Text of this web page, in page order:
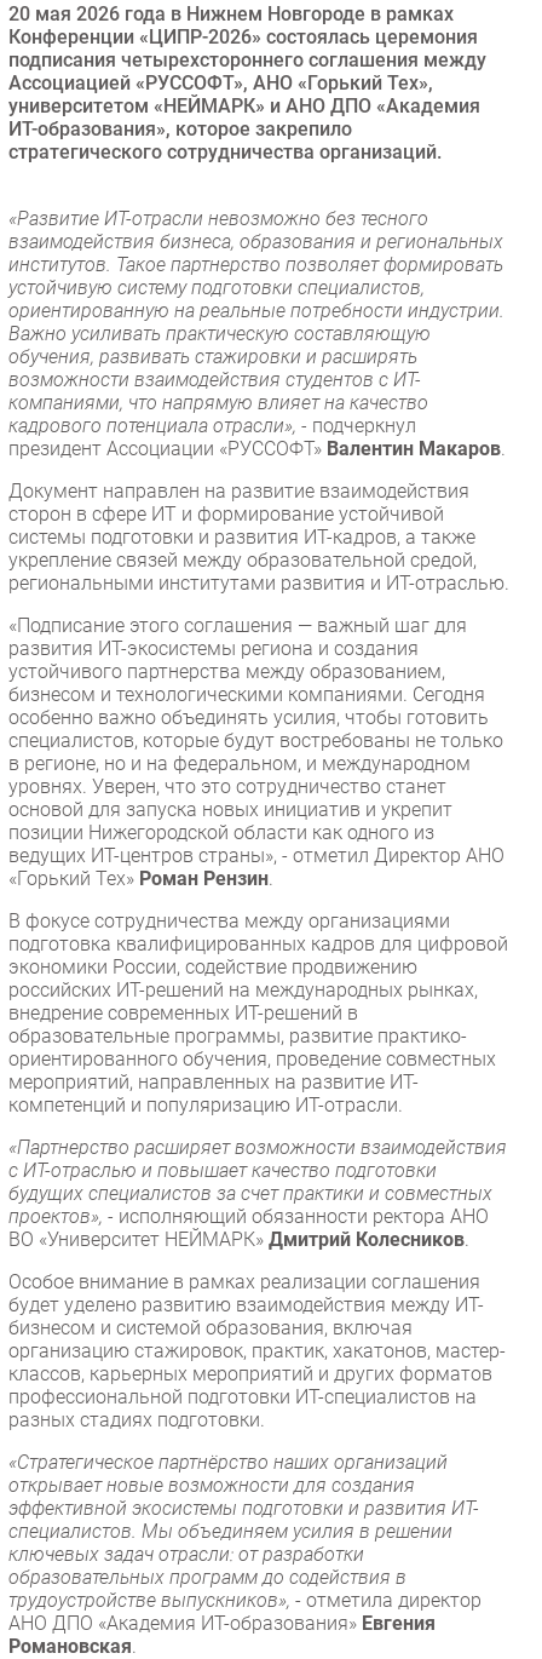
Аналитика
Интервью
Мероприятия
Проекты
IT класс
Каталог компаний
20 мая 2026 года в Нижнем Новгороде в рамках
Конференции «ЦИПР-2026» состоялась церемония
подписания четырехстороннего соглашения между
Ассоциацией «РУССОФТ», АНО «Горький Тех»,
университетом «НЕЙМАРК» и АНО ДПО «Академия
ИТ-образования», которое закрепило
стратегического сотрудничества организаций.
«Развитие ИТ-отрасли невозможно без тесного
взаимодействия бизнеса, образования и региональных
институтов. Такое партнерство позволяет формировать
устойчивую систему подготовки специалистов,
ориентированную на реальные потребности индустрии.
Важно усиливать практическую составляющую
обучения, развивать стажировки и расширять
возможности взаимодействия студентов с ИТ-
компаниями, что напрямую влияет на качество
кадрового потенциала отрасли», - подчеркнул
президент Ассоциации «РУССОФТ» Валентин Макаров
Документ направлен на развитие взаимодействия
сторон в сфере ИТ и формирование устойчивой
системы подготовки и развития ИТ-кадров, а также
укрепление связей между образовательной средой,
региональными институтами развития и ИТ-отраслью.
«Подписание этого соглашения — важный шаг для
развития ИТ-экосистемы региона и создания
устойчивого партнерства между образованием,
бизнесом и технологическими компаниями. Сегодня
особенно важно объединять усилия, чтобы готовить
специалистов, которые будут востребованы не только
в регионе, но и на федеральном, и международном
уровнях. Уверен, что это сотрудничество станет
основой для запуска новых инициатив и укрепит
позиции Нижегородской области как одного из
ведущих ИТ-центров страны», - отметил Директор АНО
«Горький Тех» Роман Рензин
В фокусе сотрудничества между организациями
подготовка квалифицированных кадров для цифровой
экономики России, содействие продвижению
российских ИТ-решений на международных рынках,
внедрение современных ИТ-решений в
образовательные программы, развитие практико-
ориентированного обучения, проведение совместных
мероприятий, направленных на развитие ИТ-
компетенций и популяризацию ИТ-отрасли.
«Партнерство расширяет возможности взаимодействия
с ИТ-отраслью и повышает качество подготовки
будущих специалистов за счет практики и совместных
проектов», - исполняющий обязанности ректора АНО
ВО «Университет НЕЙМАРК» Дмитрий Колесников
Особое внимание в рамках реализации соглашения
будет уделено развитию взаимодействия между ИТ-
бизнесом и системой образования, включая
организацию стажировок, практик, хакатонов, мастер-
классов, карьерных мероприятий и других форматов
профессиональной подготовки ИТ-специалистов на
разных стадиях подготовки.
«Стратегическое партнёрство наших организаций
открывает новые возможности для создания
эффективной экосистемы подготовки и развития ИТ-
специалистов. Мы объединяем усилия в решении
ключевых задач отрасли: от разработки
образовательных программ до содействия в
трудоустройстве выпускников», - отметила директор
АНО ДПО «Академия ИТ-образования» Евгения
Романовская